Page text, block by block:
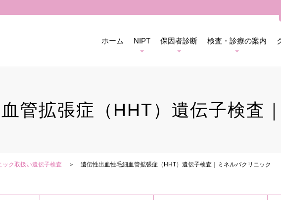
ホーム NIPT 保因者診断 検査・診療の案内
管拡張症（HHT）遺伝子検査
ク取扱い遺伝子検査 遺伝性出血性毛細血管拡張症（HHT）遺伝子検査｜ミネルバクリニック